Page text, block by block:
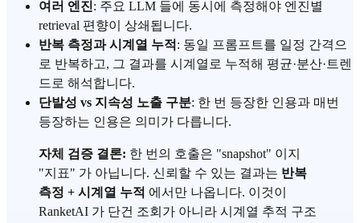
여러 엔진: 주요 LLM 들에 동시에 측정해야 엔진별
retrieval 편향이 상쇄됩니다.
반복 측정과 시계열 누적 : 동일 프롬프트를 일정 간격으
로 반복하고, 그 결과를 시계열로 누적해 평균·분산·트렌
드로 해석합니다.
단발성 vs 지속성 노출 구분: 한 번 등장한 인용과 매번
등장하는 인용은 의미가 다릅니다.
자체 검증 결론: 한 번의 호출은 "snapshot" 이지
"지표" 가 아닙니다. 신뢰할 수 있는 결과는 반복
측정 + 시계열 누적 에서만 나옵니다. 이것이
RanketAI 가 단건 조회가 아니라 시계열 추적 구조